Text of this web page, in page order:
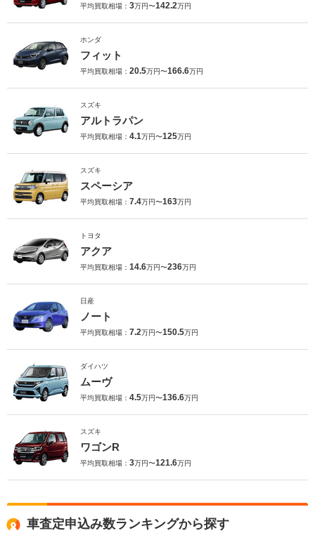
平均買取相場： 3万円〜142.2万円
ホンダ
フィット
平均買取相場： 20.5万円〜166.6万円
スズキ
アルトラパン
平均買取相場： 4.1万円〜125万円
スズキ
スペーシア
平均買取相場： 7.4万円〜163万円
トヨタ
アクア
平均買取相場： 14.6万円〜236万円
日産
ノート
平均買取相場： 7.2万円〜150.5万円
ダイハツ
ムーヴ
平均買取相場： 4.5万円〜136.6万円
スズキ
ワゴンR
平均買取相場： 3万円〜121.6万円
車査定申込み数ランキングから探す